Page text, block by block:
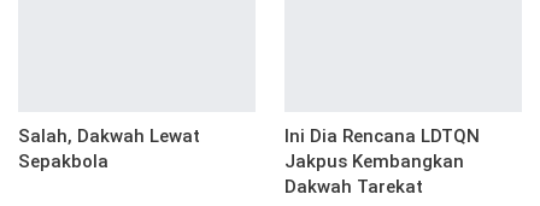
Salah, Dakwah Lewat
Sepakbola
Ini Dia Rencana LDTQN
Jakpus Kembangkan
Dakwah Tarekat